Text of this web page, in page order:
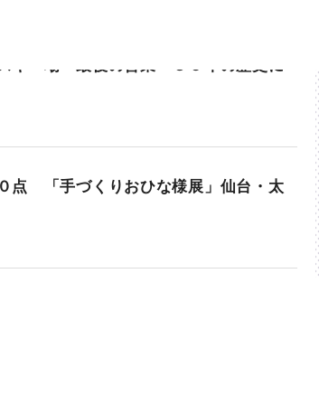
キー場 最後の営業 ３５年の歴史に
点 「手づくりおひな様展」仙台・太